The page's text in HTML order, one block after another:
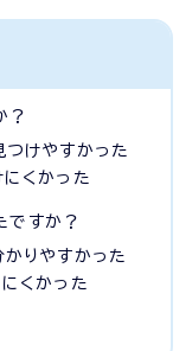
？
つけやすかった
にくかった
ですか？
かりやすかった
くかった